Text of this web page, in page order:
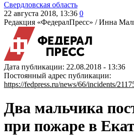
Свердловская область
22 августа 2018, 13:36 0
Редакция «ФедералПресс» /Инна
Дата публикации: 22.08.2018 - 13:36
Постоянный адрес публикации:
https://fedpress.ru/news/66/incidents/
Два мальчика
при пожаре в